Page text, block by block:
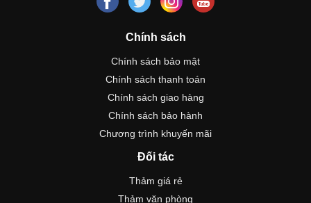
Chính sách
Chính sách bảo mật
Chính sách thanh toán
Chính sách giao hàng
Chính sách bảo hành
Chương trình khuyến mãi
Đối tác
Thảm giá rẻ
Thảm văn phòng